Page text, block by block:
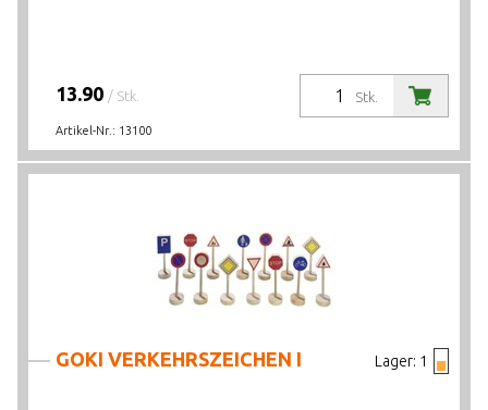
Stk.
13.90 / Stk.
Artikel-Nr.: 13100
Lager: 1
GOKI VERKEHRSZEICHEN I